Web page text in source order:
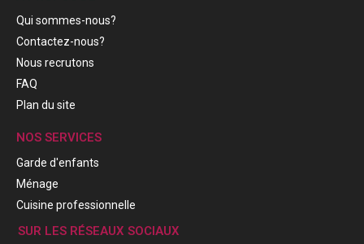
Qui sommes-nous?
Contactez-nous?
Nous recrutons
FAQ
Plan du site
NOS SERVICES
Garde d'enfants
Ménage
Cuisine professionnelle
SUR LES RÉSEAUX SOCIAUX